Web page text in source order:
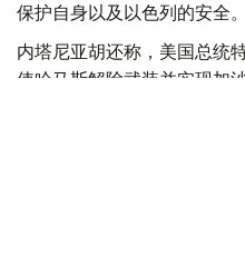
保护自身以及以色列的安全。
内塔尼亚胡还称，美国总统
使哈马斯解除武装并实现加